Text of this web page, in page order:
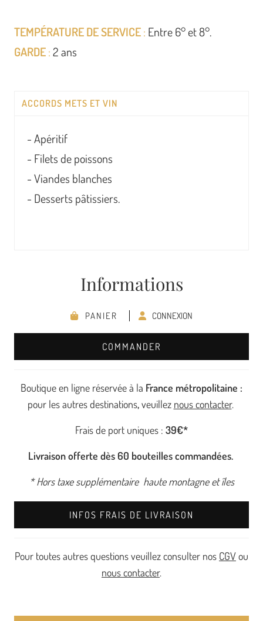
TEMPÉRATURE DE SERVICE: Entre 6° et 8°.
GARDE:2 ans
ACCORDS METS ET VIN
- Apéritif
- Filets de poissons
- Viandes blanches
- Desserts pâtissiers.
Informations
PANIER CONNEXION
COMMANDER
Boutique en ligne réservée à la France métropolitaine :
pour les autres destinations,veuillez nous contacter.
Frais de port uniques : 39€*
Livraison offerte dès 60 bouteilles commandées.
* Hors taxe supplémentaire haute montagne et îles
INFOS FRAIS DE LIVRAISON
Pour toutes autres questions veuillez consulter nos CGVou
nous contacter.